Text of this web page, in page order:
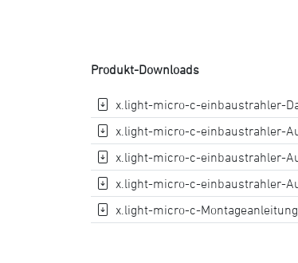
Produkt-Downloads
x.light-micro-c-einbaustrahler-
x.light-micro-c-einbaustrahler-
x.light-micro-c-einbaustrahler-
x.light-micro-c-einbaustrahler-
x.light-micro-c-